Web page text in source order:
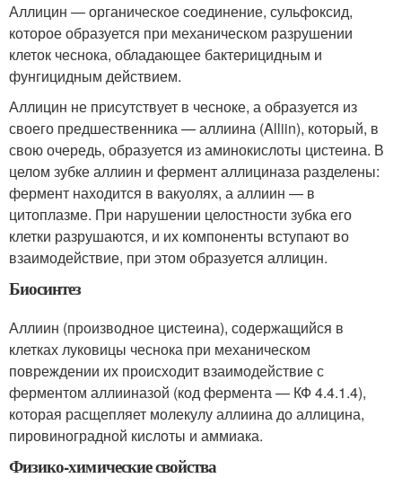
Аллицин — органическое соединение, сульфоксид,
которое образуется при механическом разрушении
клеток чеснока, обладающее бактерицидным и
фунгицидным действием.
Аллицин не присутствует в чесноке, а образуется из
своего предшественника — аллиина (Alliin), который, в
свою очередь, образуется из аминокислоты цистеина. В
целом зубке аллиин и фермент аллициназа разделены:
фермент находится в вакуолях, а аллиин — в
цитоплазме. При нарушении целостности зубка его
клетки разрушаются, и их компоненты вступают во
взаимодействие, при этом образуется аллицин.
Биосинтез
Аллиин (производное цистеина), содержащийся в
клетках луковицы чеснока при механическом
повреждении их происходит взаимодействие с
ферментом аллииназой (код фермента — КФ 4.4.1.4),
которая расщепляет молекулу аллиина до аллицина,
пировиноградной кислоты и аммиака.
Физико-химические свойства